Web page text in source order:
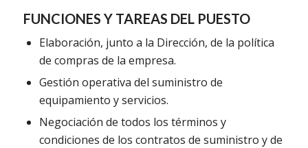
FUNCIONES Y TAREAS DEL PUESTO
Elaboración, junto a la Dirección, de la política
de compras de la empresa.
Gestión operativa del suministro de
equipamiento y servicios.
Negociación de todos los términos y
condiciones de los contratos de suministro y de